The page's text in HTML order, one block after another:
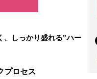
、しっかり盛れる”ハー
プロセス